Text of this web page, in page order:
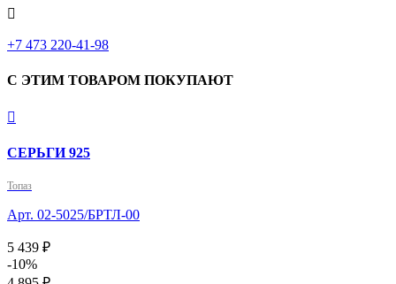

+7 473 220-41-98
С ЭТИМ ТОВАРОМ ПОКУПАЮТ

СЕРЬГИ 925
Топаз
Арт. 02-5025/БРТЛ-00
5 439 ₽
-10%